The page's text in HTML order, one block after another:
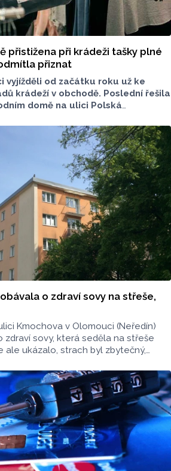
přistižena při krádeži tašky plné
přiznat
vyjížděli od začátku roku už ke
krádeží v obchodě. Poslední řešila
domě na ulici Polská
byla přistižena ochrankou.
přiznat. Jediné, s čím neměla
bude oznámena správnímu
o zdraví sovy na střeše,
Kmochova v Olomouci (Neředín)
sovy, která seděla na střeše
ale ukázalo, strach byl zbytečný,